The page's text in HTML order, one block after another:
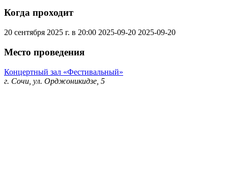
Когда проходит
20 сентября 2025 г. в 20:00 2025-09-20 2025-09-20
Место проведения
Концертный зал «Фестивальный»
г. Сочи, ул. Орджоникидзе, 5